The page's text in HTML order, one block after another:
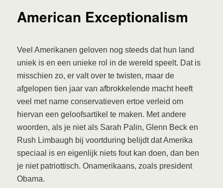
American Exceptionalism
Veel Amerikanen geloven nog steeds dat hun land
uniek is en een unieke rol in de wereld speelt. Dat is
misschien zo, er valt over te twisten, maar de
afgelopen tien jaar van afbrokkelende macht heeft
veel met name conservatieven ertoe verleid om
hiervan een geloofsartikel te maken. Met andere
woorden, als je niet als Sarah Palin, Glenn Beck en
Rush Limbaugh bij voortduring belijdt dat Amerika
speciaal is en eigenlijk niets fout kan doen, dan ben
je niet patriottisch. Onamerikaans, zoals president
Obama.